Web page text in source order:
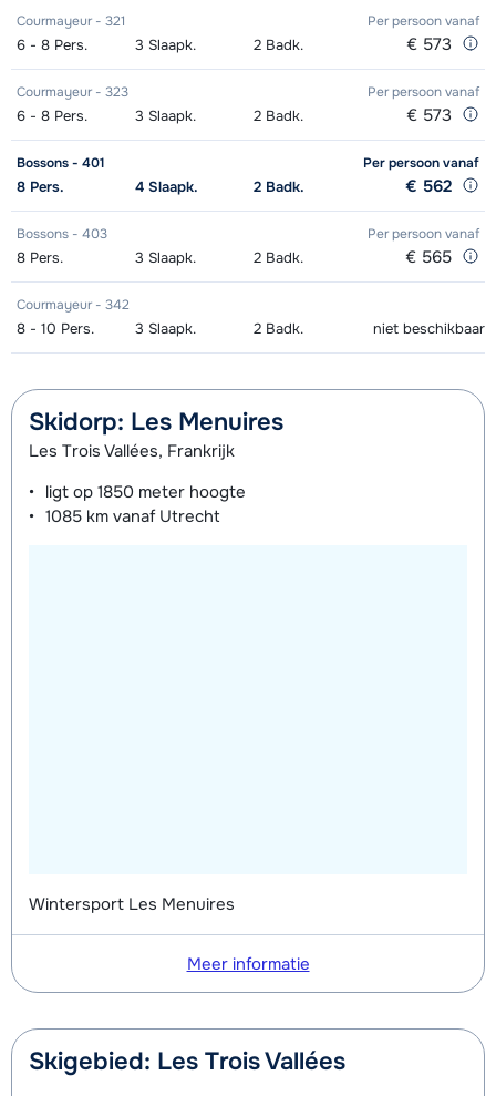
Zilver (Evolution) Schoenen (8
dagen)
afhankelijk
van week
Mini Kid Ski's + Stokken (8 dagen)
afhankelijk
van week
Mini Kid Schoenen (8 dagen)
afhankelijk
van week
Groepsles Ski Kind (6 t/m 12 jaar) 's
middags - Gemiddeld
€ 245,00
Groepsles Ski Kind (6 t/m 12 jaar) 's
middags - Gevorderd
€ 245,00
Groepsles Ski Kind (4 t/m 5 jaar) 's
morgens - Beginner
van week
Groepsles Snowboard Kind (6 t/m
12 jaar) 's middags - Beginner
€ 245,00
12 jaar) 's morgens - Gevorderd
van week
Groepsles Ski Jeugd (13 t/m 17 jaar)
Groepsles Ski Jeugd (13 t/m 17 jaar)
Courmayeur - 321 Per persoonvanaf
6 - 8 Pers. 3 Slaapk. 2 Badk. € 573
Courmayeur - 323 Per persoonvanaf
6 - 8 Pers. 3 Slaapk. 2 Badk. € 573
Bossons - 401 Per persoonvanaf
8 Pers. 4 Slaapk. 2 Badk. € 562
Bossons - 403 Per persoonvanaf
8 Pers. 3 Slaapk. 2 Badk. € 565
Courmayeur - 342
8 - 10 Pers. 3 Slaapk. 2 Badk. niet beschikbaar
Skidorp: Les Menuires
Les Trois Vallées, Frankrijk
ligt op 1850 meter hoogte
1085 km vanaf Utrecht
Wintersport Les Menuires
Meer informatie
Skigebied: Les Trois Vallées